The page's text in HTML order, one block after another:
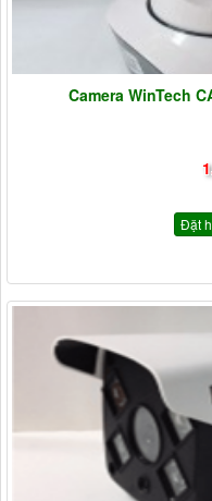
Camera WinTech
Đặt